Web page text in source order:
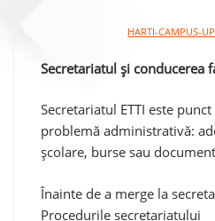
HARTI-CAMPUS-
Secretariatul și conducerea
Secretariatul ETTI este
problemă administrativă:
școlare, burse sau
Înainte de a merge la
Procedurile secretariatului